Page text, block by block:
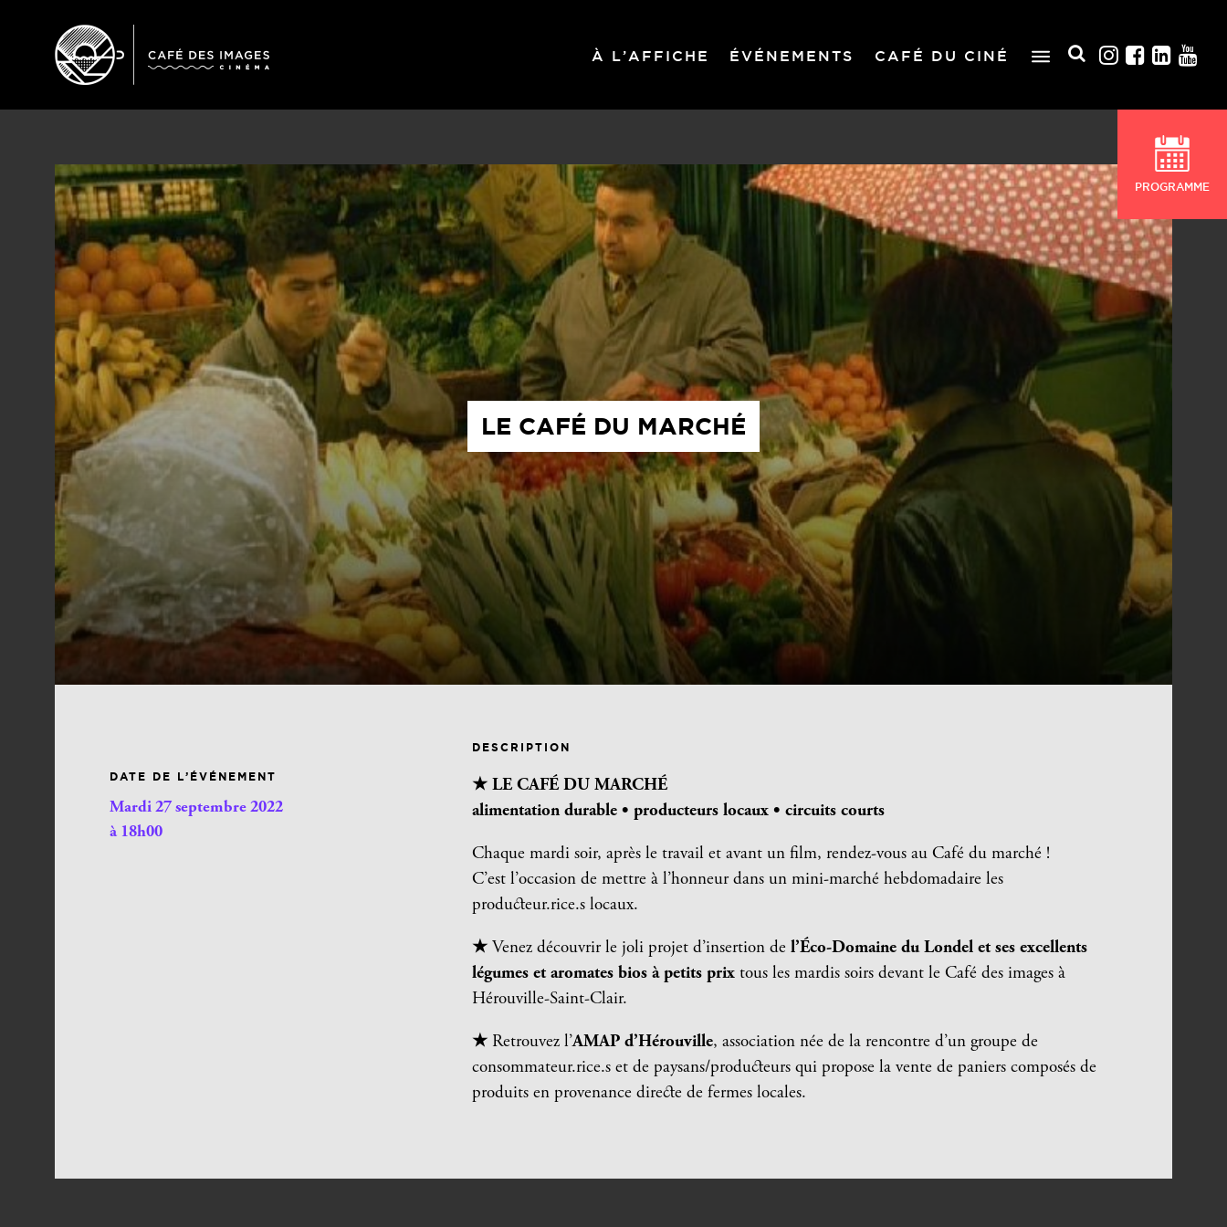
À L’AFFICHE ÉVÉNEMENTS CAFÉ DU CINÉ
PROGRAMME
LE CAFÉ DU MARCHÉ
DATE DE L’ÉVÉNEMENT
Mardi 27 septembre 2022
à 18h00
DESCRIPTION
★ LE CAFÉ DU MARCHÉ
alimentation durable • producteurs locaux • circuits courts
Chaque mardi soir, après le travail et avant un film, rendez-vous au Café du marché !
C’est l’occasion de mettre à l’honneur dans un mini-marché hebdomadaire les
producteur.rice.s locaux.
★ Venez découvrir le joli projet d’insertion de l’Éco-Domaine du Londel et ses excellents
légumes et aromates bios à petits prix tous les mardis soirs devant le Café des images à
Hérouville-Saint-Clair.
★ Retrouvez l’AMAP d’Hérouville, association née de la rencontre d’un groupe de
consommateur.rice.s et de paysans/producteurs qui propose la vente de paniers composés de
produits en provenance directe de fermes locales.